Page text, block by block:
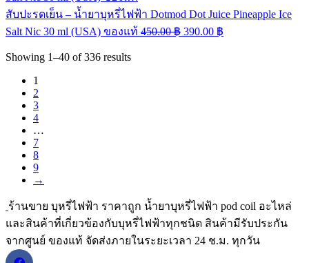
สับปะรดเย็น – น้ำยาบุหรี่ไฟฟ้า Dotmod Dot Juice Pineapple Ice
Salt Nic 30 ml (USA) ของแท้ 450.00฿ 390.00 ฿
Showing 1–40 of336 results
1
2
3
4
…
7
8
9
→
ร้านขาย บุหรี่ไฟฟ้า ราคาถูก น้ำยาบุหรี่ไฟฟ้า pod coil อะไหล่
และสินค้าที่เกี่ยวข้องกับบุหรี่ไฟฟ้าทุกชนิด สินค้ามีรับประกัน
จากศูนย์ ของแท้ จัดส่งภายในระยะเวลา 24 ช.ม. ทุกวัน